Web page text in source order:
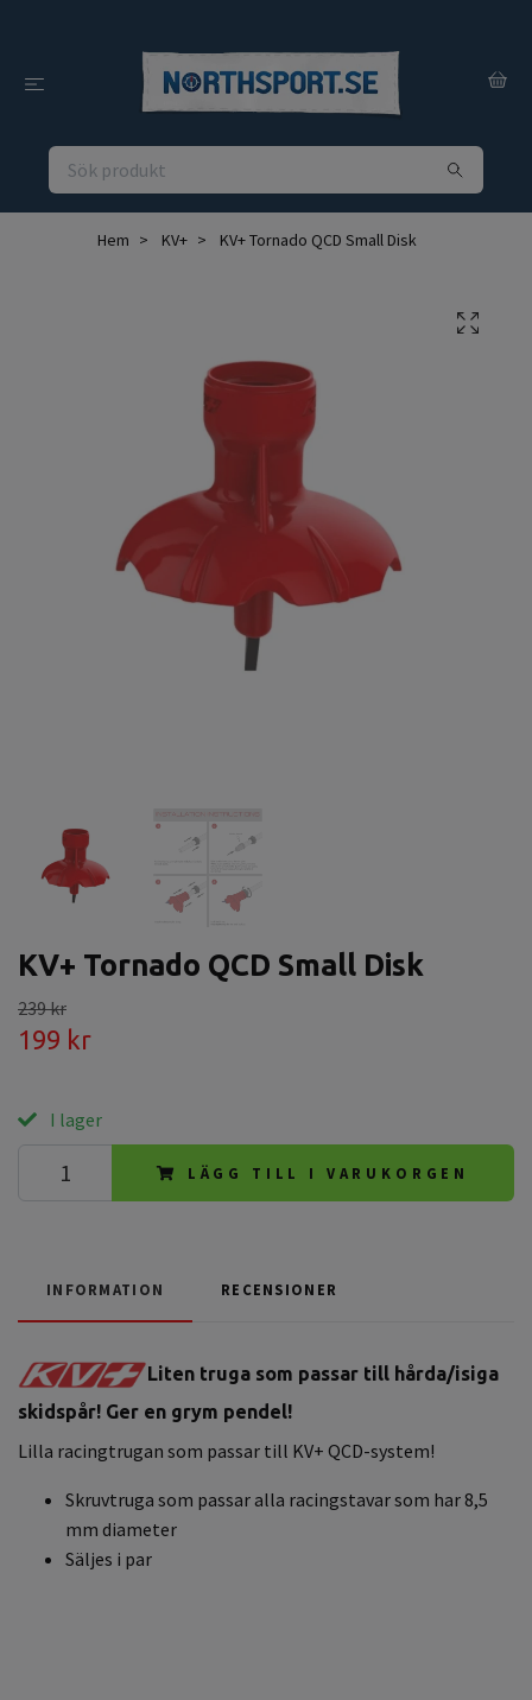
Hem KV+ KV+ Tornado QCD Small Disk
KV+ Tornado QCD Small Disk
239 kr
199 kr
I lager
LÄGG TILL I VARUKORGEN
INFORMATION RECENSIONER
Liten truga som passar till hårda/isiga
skidspår! Ger en grym pendel!
Lilla racingtrugan som passar till KV+ QCD-system!
Skruvtruga som passar alla racingstavar som har 8,5
mm diameter
Säljes i par